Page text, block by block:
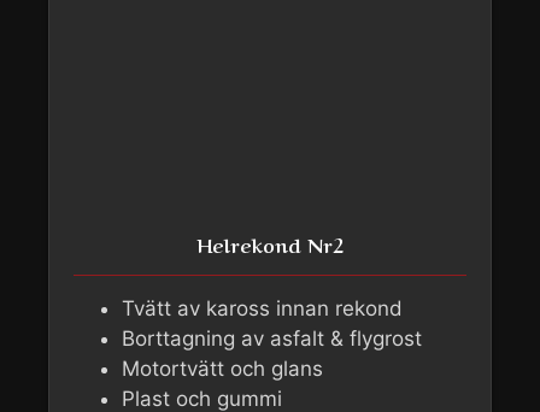
Helrekond Nr2
Tvätt av kaross innan rekond
Borttagning av asfalt & flygrost
Motortvätt och glans
Plast och gummi